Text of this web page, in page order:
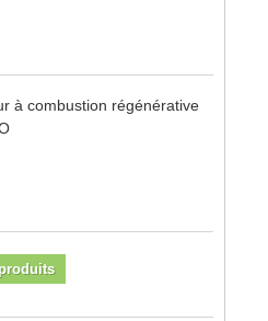
à combustion régénérative